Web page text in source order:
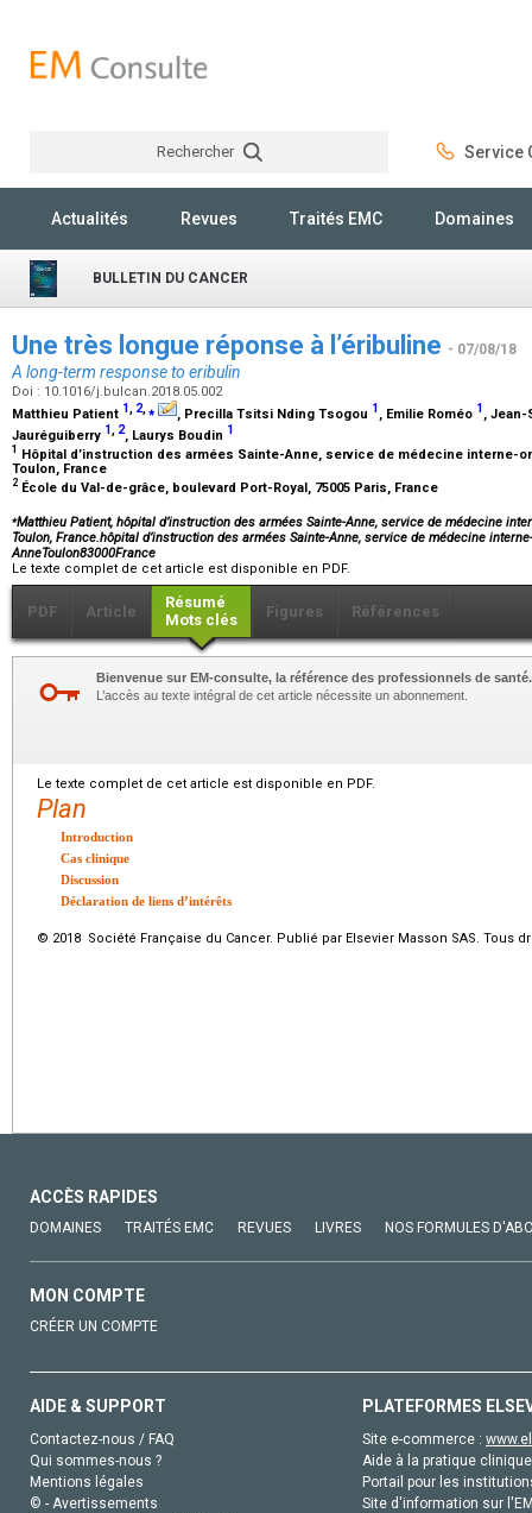
Rechercher Service
Actualités Revues Traités EMC Domaines
BULLETIN DU CANCER
Une très longue réponse à l’éribuline - 07/08/18
A long-term response to eribulin
Doi : 10.1016/j.bulcan.2018.05.002
Matthieu Patient 1, 2,⁎ , Precilla Tsitsi Nding Tsogou 1 , Emilie Roméo 1 ,
Jauréguiberry 1 2, Laurys Boudin 1
1 Hôpital d’instruction des armées Sainte-Anne, service de médecine interne-
Toulon, France
2 École du Val-de-grâce, boulevard Port-Royal, 75005 Paris, France
⁎Matthieu Patient, hôpital d’instruction des armées Sainte-Anne, service de médecine
Toulon, France.hôpital d’instruction des armées Sainte-Anne, service de médecine
AnneToulon83000France
Le texte complet de cet article est disponible en PDF.
PDF Article
Résumé
Mots clés
Figures Références
Bienvenue sur EM-consulte, la référence des professionnels de santé.
L’accès au texte intégral de cet article nécessite un abonnement.
Le texte complet de cet article est disponible en PDF.
Plan
Introduction
Cas clinique
Discussion
Déclaration de liens d’intérêts
© 2018 Société Française du Cancer. Publié par Elsevier Masson SAS. Tous
ACCÈS RAPIDES
DOMAINES TRAITÉS EMC REVUES LIVRES NOS FORMULES
MON COMPTE
CRÉER UN COMPTE
AIDE & SUPPORT
Contactez-nous / FAQ
Qui sommes-nous ?
Mentions légales
© - Avertissements
PLATEFORMES
Site e-commerce :
Aide à la pratique
Portail pour les
Site d'information sur